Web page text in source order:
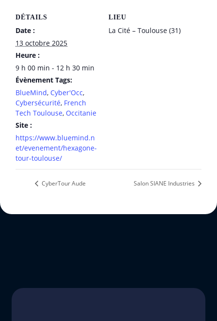
DÉTAILS
Date :
13 octobre 2025
Heure :
9 h 00 min - 12 h 30 min
Évènement Tags:
BlueMind, Cyber'Occ,
Cybersécurité, French
Tech Toulouse, Occitanie
Site :
https://www.bluemind.n
et/evenement/hexagone-
tour-toulouse/
LIEU
La Cité – Toulouse (31)
CyberTour Aude Salon SIANE Industries